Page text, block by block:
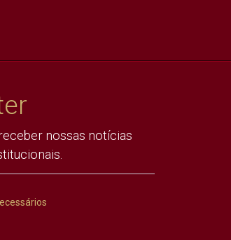
nossas notícias